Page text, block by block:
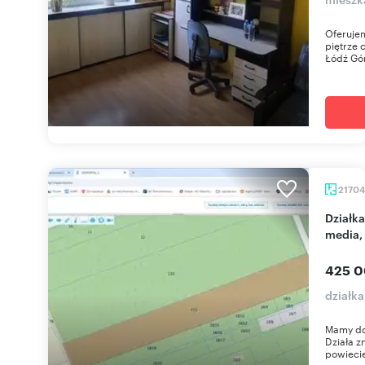
piętrze
Łódź
Działka rolno-rekreacyjna z lasem, podział,
425
Mamy
Działa